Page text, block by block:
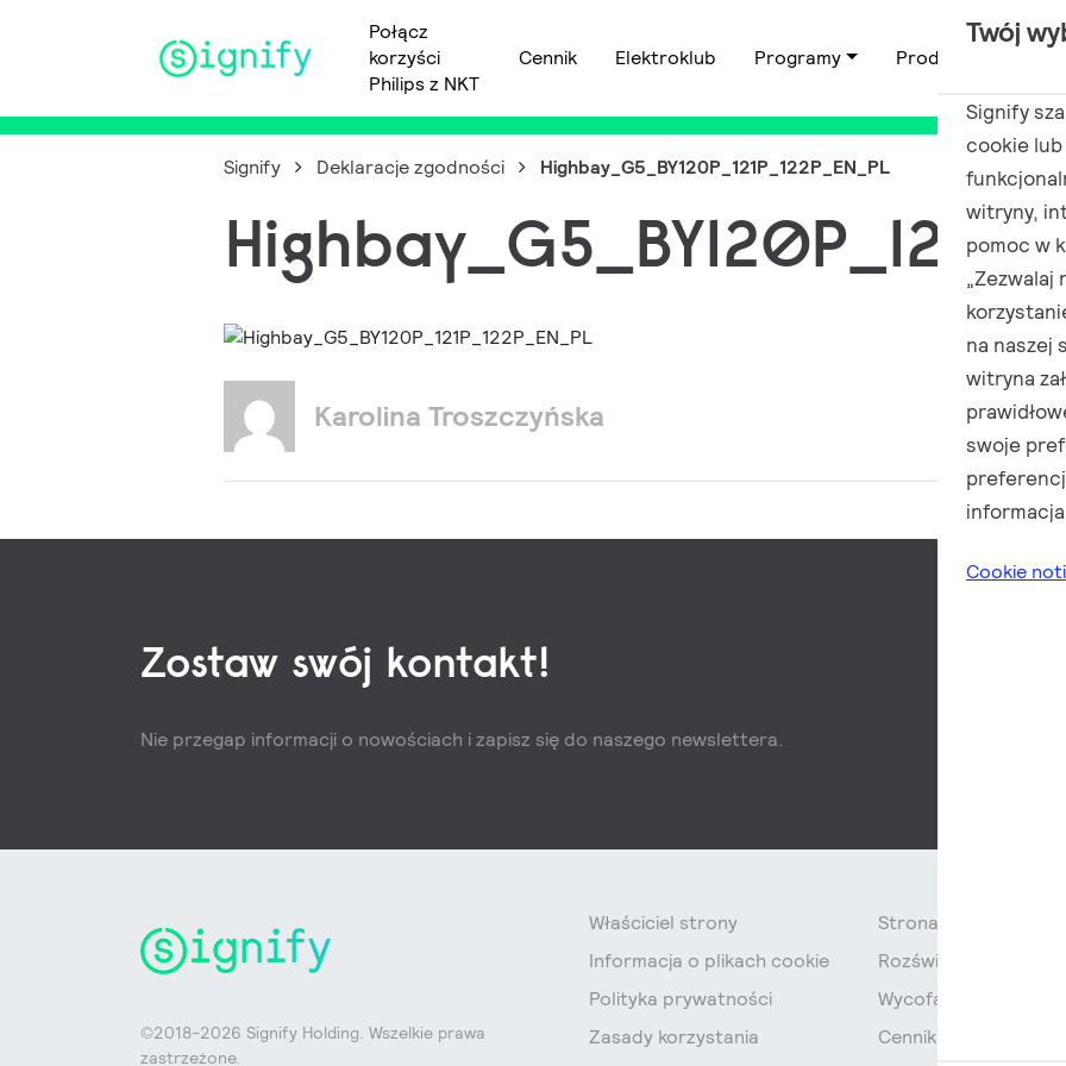
Twój
Signify
cookie
witryny,
pomoc w
„Zezwalaj
na naszej
witryna
swoje
Cookie
Main Navigation
Połącz
korzyści
Philips z NKT
Cennik Elektroklub Programy Produkty
Signify Deklaracje zgodności Highbay_G5_BY120P_121P_122P_EN_PL
Karolina Troszczyńska
Zostaw swój kontakt!
Nie przegap informacji o nowościach i zapisz się do naszego newslettera.
©2018-2026 Signify Holding. Wszelkie prawa
zastrzeżone.
Właściciel strony
Informacja o plikach cookie
Polityka prywatności
Zasady korzystania
Strona Główna
Rozświetlamy Polskę
Wycofanie świetlówek
Cennik